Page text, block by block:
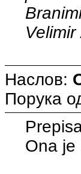
Наслов:
Порука
Ona je